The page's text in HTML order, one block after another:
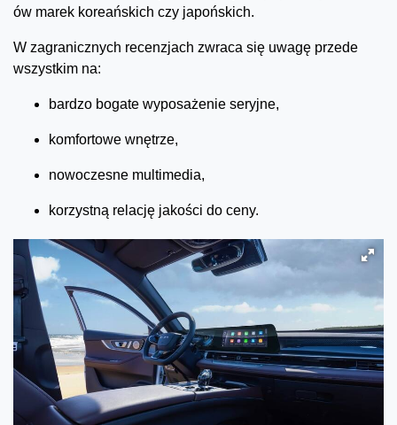
ów marek koreańskich czy japońskich.
W zagranicznych recenzjach zwraca się uwagę przede
wszystkim na:
bardzo bogate wyposażenie seryjne,
komfortowe wnętrze,
nowoczesne multimedia,
korzystną relację jakości do ceny.